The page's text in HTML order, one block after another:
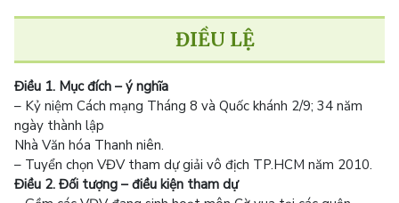
ĐIỀU LỆ
Điều 1. Mục đích – ý nghĩa
– Kỷ niệm Cách mạng Tháng 8 và Quốc khánh 2/9; 34 năm
ngày thành lập
Nhà Văn hóa Thanh niên.
– Tuyển chọn VĐV tham dự giải vô địch TP.HCM năm 2010.
Điều 2. Đối tượng – điều kiện tham dự